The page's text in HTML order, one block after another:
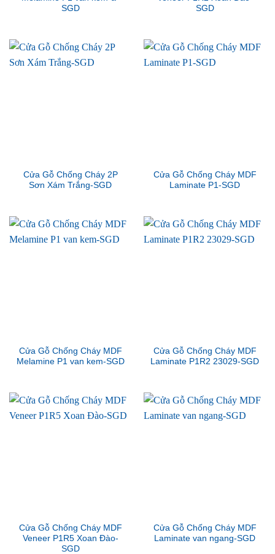
SGD
SGD
Cửa Gỗ Chống Cháy 2P
Sơn Xám Trắng-SGD
Cửa Gỗ Chống Cháy MDF
Laminate P1-SGD
Cửa Gỗ Chống Cháy MDF
Melamine P1 van kem-SGD
Cửa Gỗ Chống Cháy MDF
Laminate P1R2 23029-SGD
Cửa Gỗ Chống Cháy MDF
Veneer P1R5 Xoan Đào-
SGD
Cửa Gỗ Chống Cháy MDF
Laminate van ngang-SGD